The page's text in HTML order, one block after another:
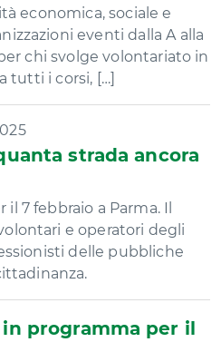
economica, sociale e
eventi dalla A alla
chi svolge volontariato in
tutti i corsi, […]
strada ancora
7 febbraio a Parma. Il
e operatori degli
delle pubbliche
programma per il